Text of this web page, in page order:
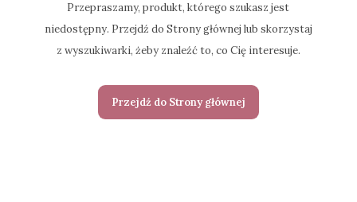
Przepraszamy, produkt, którego szukasz jest
niedostępny. Przejdź do Strony głównej lub skorzystaj
z wyszukiwarki, żeby znaleźć to, co Cię interesuje.
Przejdź do Strony głównej